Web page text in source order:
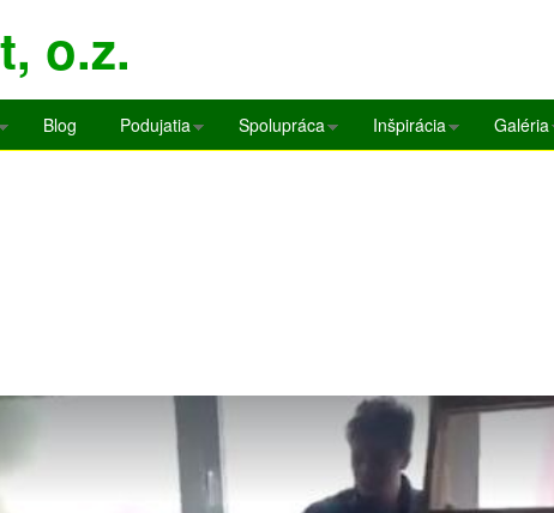
obsah
o.z.
Blog Podujatia Spolupráca Inšpirácia Galéria